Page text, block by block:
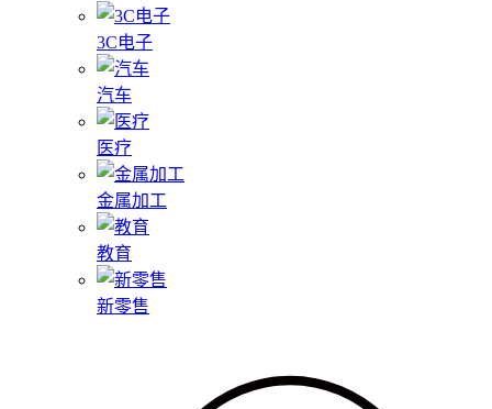
3C电子
汽车
医疗
金属加工
教育
新零售